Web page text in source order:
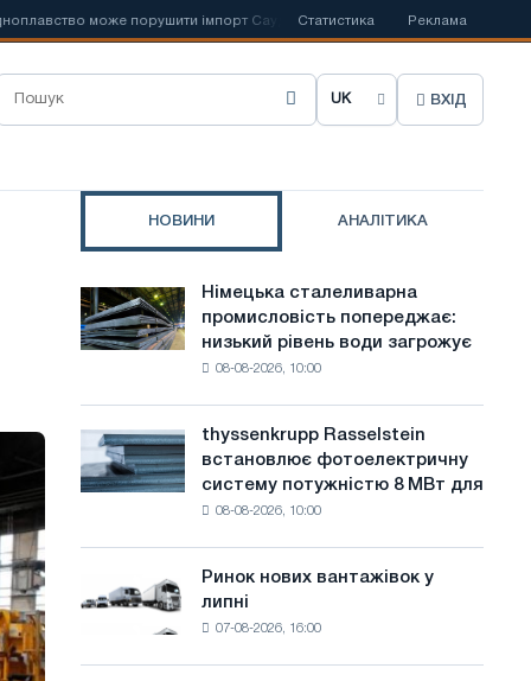
може порушити імпорт Саудівської сталі Іспанська
Статистика Реклама
О
р
и
м
в
у
с
а
й
т
у
ВХІД
НОВИНИ АНАЛІТИКА
Німецька
сталеливарна
промисловість
води
загрожує
Німецька сталеливарна
промисловість попереджає:
низький рівень води загрожує
08-08-2026, 10:00
thyssenkrupp
Rasselstein
встановлює
фотоелектричну
досягнення
thyssenkrupp Rasselstein
встановлює фотоелектричну
систему потужністю 8 МВт для
08-08-2026, 10:00
Ринок
нових
вантажівок
Ринок нових вантажівок у
липні
07-08-2026, 16:00